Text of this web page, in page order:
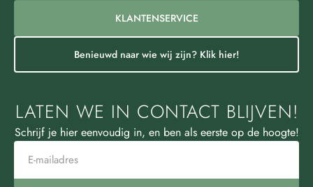
KLANTENSERVICE
Benieuwd naar wie wij zijn? Klik hier!
LATEN WE IN CONTACT BLIJVEN!
Schrijf je hier eenvoudig in, en ben als eerste op de hoogte!